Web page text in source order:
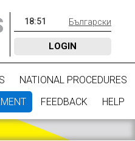
18:51 Български
LOGIN
NATIONAL PROCEDURES
FEEDBACK HELP